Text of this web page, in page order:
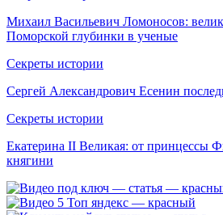
Михаил Васильевич Ломоносов:
Поморской глубинки в ученые
Секреты истории
Сергей Александрович Есенин
Секреты истории
Екатерина II Великая: от принцессы
княгини